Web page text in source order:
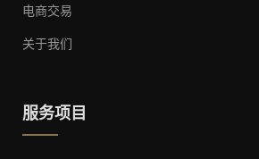
电商交易
关于我们
服务项目